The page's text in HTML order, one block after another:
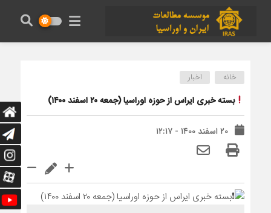
خانه اخبار
بسته خبری ایراس از حوزه اوراسیا (جمعه ۲۰ اسفند ۱۴۰۰)
۲۰ اسفند ۱۴۰۰ - ۱۲:۱۷